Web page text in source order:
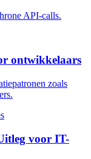
API-calls.
ontwikkelaars
zoals
voor IT-